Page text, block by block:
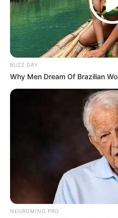
Yuji Murai sebagai Prodo (ep 7)
Yūki Inoue sebagai Teman (ep
Yuki Kazu sebagai Aoi Toudou
Yuu Hayashi sebagai Takuma
OST (Original Soundtrack)
VIVID VICE – Who-ya
Lost in Paradise – Ali ft AKLO
Give it back – Cö shu Nie
Trailer Jujutsu Kaisen
BUZZ DAY
Why Men Dream Of Brazilian
NEUROMIND PRO